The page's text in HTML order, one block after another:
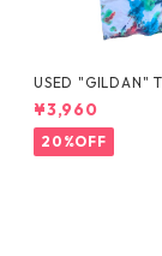
USED "GILDAN"
E
¥3,960
20%OFF